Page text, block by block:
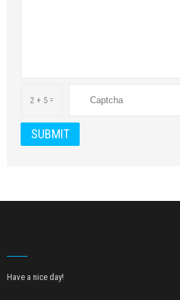
2 + 5 =
Have a nice day!